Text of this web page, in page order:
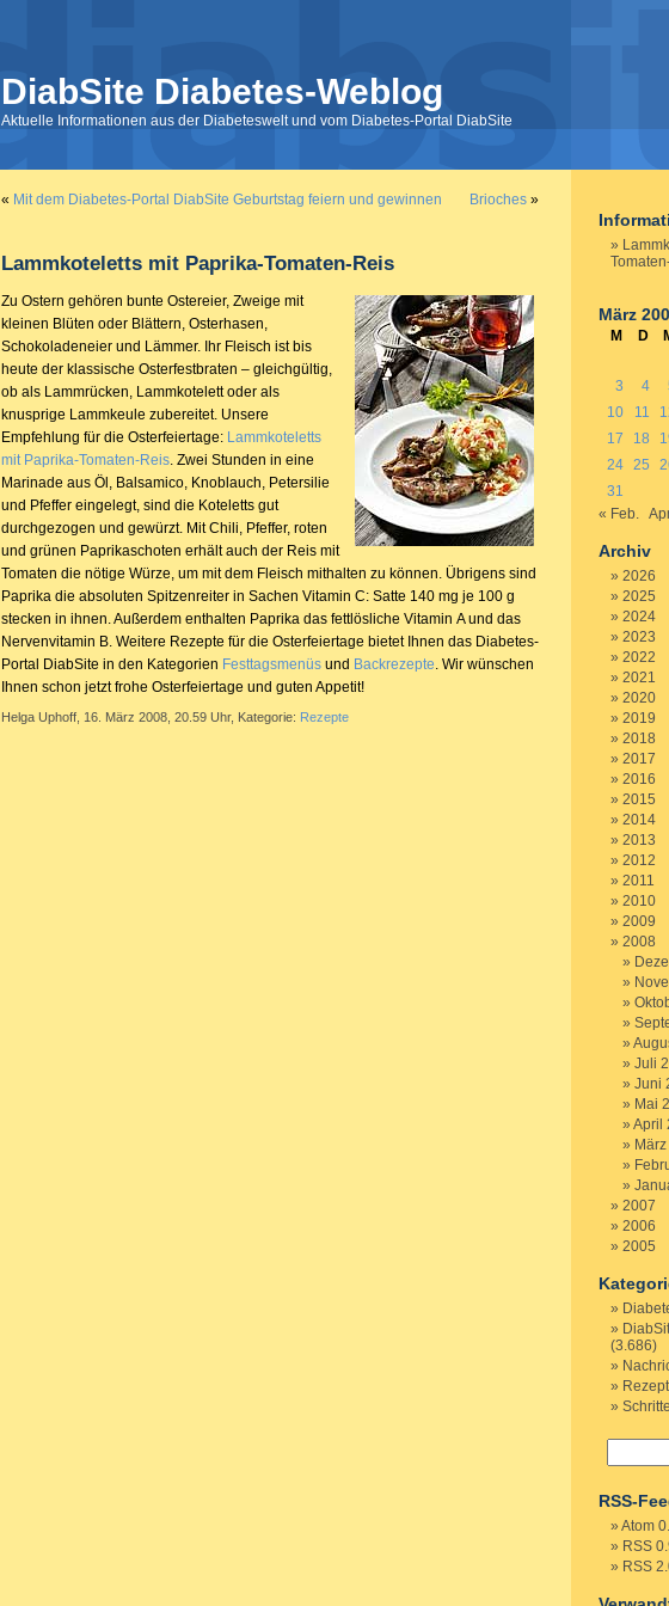
DiabSite Diabetes-Weblog
Aktuelle Informationen aus der Diabeteswelt und vom Diabetes-Portal DiabSite
« Mit dem Diabetes-Portal DiabSite Geburtstag feiern und gewinnen Brioches »
Lammkoteletts mit Paprika-Tomaten-Reis
Zu Ostern gehören bunte Ostereier, Zweige mit
kleinen Blüten oder Blättern, Osterhasen,
Schokoladeneier und Lämmer. Ihr Fleisch ist bis
heute der klassische Osterfestbraten – gleichgültig,
ob als Lammrücken, Lammkotelett oder als
knusprige Lammkeule zubereitet. Unsere
Empfehlung für die Osterfeiertage: Lammkoteletts
mit Paprika-Tomaten-Reis. Zwei Stunden in eine
Marinade aus Öl, Balsamico, Knoblauch, Petersilie
und Pfeffer eingelegt, sind die Koteletts gut
durchgezogen und gewürzt. Mit Chili, Pfeffer, roten
und grünen Paprikaschoten erhält auch der Reis mit
Tomaten die nötige Würze, um mit dem Fleisch mithalten zu können. Übrigens sind
Paprika die absoluten Spitzenreiter in Sachen Vitamin C: Satte 140 mg je 100 g
stecken in ihnen. Außerdem enthalten Paprika das fettlösliche Vitamin A und das
Nervenvitamin B. Weitere Rezepte für die Osterfeiertage bietet Ihnen das Diabetes-
Portal DiabSite in den Kategorien Festtagsmenüs und Backrezepte. Wir wünschen
Ihnen schon jetzt frohe Osterfeiertage und guten Appetit!
Helga Uphoff, 16. März 2008, 20.59 Uhr, Kategorie: Rezepte
März
M D
3
4
10
11
17
18
24 25
31
« Feb.
Archiv
2026
2025
2024
2023
2022
2021
2020
2019
2018
2017
2016
2015
2014
2013
2012
2011
2010
2009
2008
Juli
Juni
Mai
April
2007
2006
2005
(3.686)
RSS-
Atom
RSS
RSS